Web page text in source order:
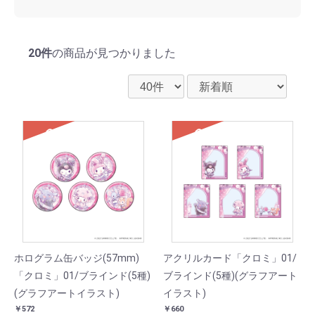
20件の商品が見つかりました
SOLD
ホログラム缶バッジ(57mm)
「クロミ」01/ブラインド(5種)
(グラフアートイラスト)
￥572
SOLD
アクリルカード「クロミ」01/
ブラインド(5種)(グラフアート
イラスト)
￥660